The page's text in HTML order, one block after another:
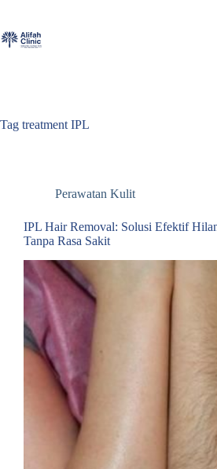
content
Tag treatment IPL
Perawatan Kulit
IPL Hair Removal: Solusi Efektif
Tanpa Rasa Sakit